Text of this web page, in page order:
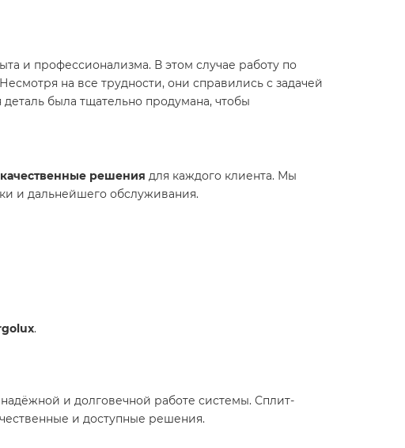
и профессионализма. В этом случае работу по
на все трудности, они справились с задачей
была тщательно продумана, чтобы
качественные решения для каждого клиента. Мы
и дальнейшего обслуживания.
.
и долговечной работе системы. Сплит-
и доступные решения.